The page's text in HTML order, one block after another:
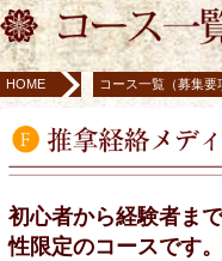
HOME
コース一覧（募集要
推拿経絡メディカルアロマコース（女
初心者から経験者ま
性限定のコースです。